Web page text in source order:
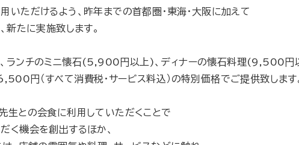
いただけるよう、昨年までの首都圏・東海・大阪に加えて
新たに実施致します。
ランチのミニ懐石(5,900円以上)、ディナーの懐石料理(9,500円
円（すべて消費税・サービス料込）の特別価格でご提供致します
生との会食に利用していただくことで
く機会を創出するほか、